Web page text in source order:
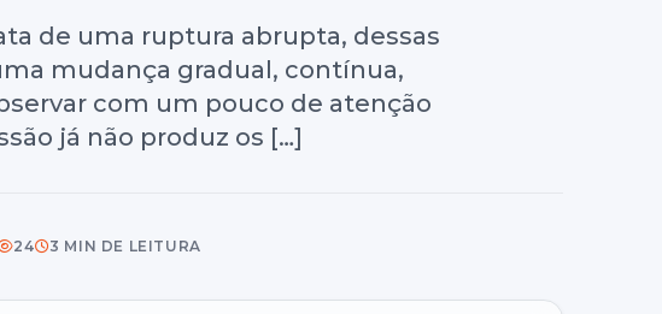
de uma ruptura abrupta, dessas
mudança gradual, contínua,
com um pouco de atenção
já não produz os […]
24 3 MIN DE LEITURA